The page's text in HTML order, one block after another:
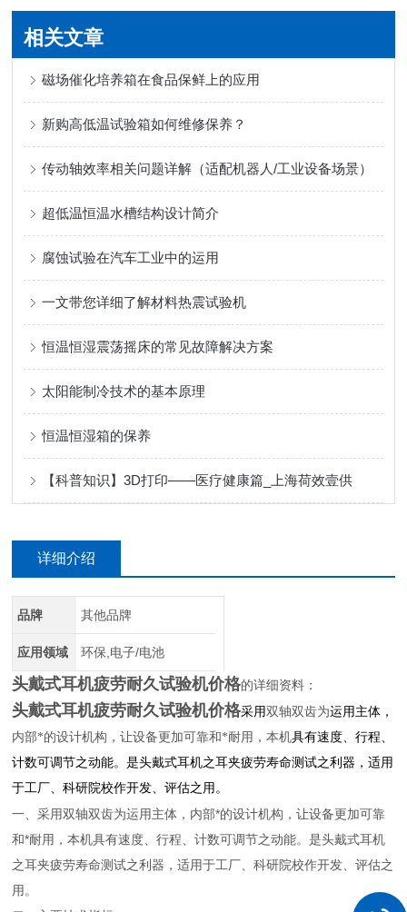
相关文章
磁场催化培养箱在食品保鲜上的应用
新购高低温试验箱如何维修保养？
传动轴效率相关问题详解（适配机器人/工业设备场景）
超低温恒温水槽结构设计简介
腐蚀试验在汽车工业中的运用
一文带您详细了解材料热震试验机
恒温恒湿震荡摇床的常见故障解决方案
太阳能制冷技术的基本原理
恒温恒湿箱的保养
【科普知识】3D打印——医疗健康篇_上海荷效壹供
详细介绍
品牌 其他品牌
应用领域 环保,电子/电池
头戴式耳机疲劳耐久试验机价格的详细资料：
头戴式耳机疲劳耐久试验机价格采用 双轴双齿为运用主体，
内部*的设计机构，让设备更加可靠和*耐用，本机具有速度、行程、
计数可调节之动能。是头戴式耳机之耳夹疲劳寿命测试之利器，适用
于工厂、科研院校作开发、评估之用。
一、采用双轴双齿为运用主体，内部*的设计机构，让设备更加可靠
和*耐用，本机具有速度、行程、计数可调节之动能。是头戴式耳机
之耳夹疲劳寿命测试之利器，适用于工厂、科研院校作开发、评估之
用。